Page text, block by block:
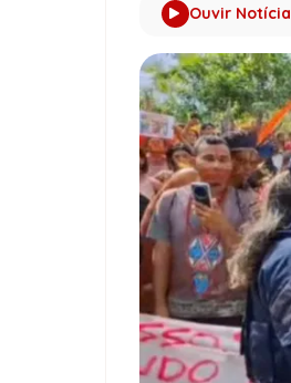
Ouvir Notícia